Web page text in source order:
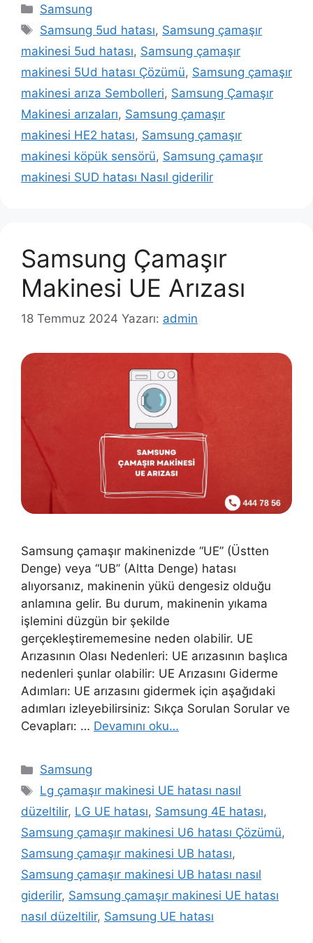
Kategoriler
Samsung
Etiketler
Samsung 5ud hatası, Samsung çamaşır
makinesi 5ud hatası, Samsung çamaşır
makinesi 5Ud hatası Çözümü, Samsung çamaşır
makinesi arıza Sembolleri, Samsung Çamaşır
Makinesi arızaları, Samsung çamaşır
makinesi HE2 hatası, Samsung çamaşır
makinesi köpük sensörü, Samsung çamaşır
makinesi SUD hatası Nasıl giderilir
Samsung Çamaşır
Makinesi UE Arızası
18 Temmuz 2024 Yazarı: admin
Samsung çamaşır makinenizde “UE” (Üstten
Denge) veya “UB” (Altta Denge) hatası
alıyorsanız, makinenin yükü dengesiz olduğu
anlamına gelir. Bu durum, makinenin yıkama
işlemini düzgün bir şekilde
gerçekleştirememesine neden olabilir. UE
Arızasının Olası Nedenleri: UE arızasının başlıca
nedenleri şunlar olabilir: UE Arızasını Giderme
Adımları: UE arızasını gidermek için aşağıdaki
adımları izleyebilirsiniz: Sıkça Sorulan Sorular ve
Cevapları: … Devamını oku…
Kategoriler
Samsung
Etiketler
Lg çamaşır makinesi UE hatası nasıl
düzeltilir, LG UE hatası, Samsung 4E hatası,
Samsung çamaşır makinesi U6 hatası Çözümü,
Samsung çamaşır makinesi UB hatası,
Samsung çamaşır makinesi UB hatası nasıl
giderilir, Samsung çamaşır makinesi UE hatası
nasıl düzeltilir, Samsung UE hatası